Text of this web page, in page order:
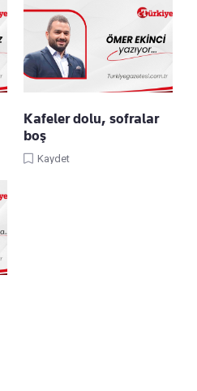
Kafeler dolu, sofralar
boş
Kaydet